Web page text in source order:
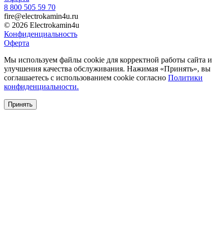
8 800 505 59 70
fire@electrokamin4u.ru
© 2026 Electrokamin4u
Конфиденциальность
Оферта
Мы используем файлы cookie для корректной работы сайта и
улучшения качества обслуживания. Нажимая «Принять», вы
соглашаетесь с использованием cookie согласно Политики
конфиденциальности.
Принять